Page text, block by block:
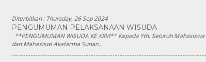
Diterbitkan : Thursday, 26 Sep 2024
PENGUMUMAN PELAKSANAAN WISUDA
**PENGUMUMAN WISUDA KE XXVI** Kepada Yth. Seluruh Mahasiswa
dan Mahasiswi Akafarma Sunan...